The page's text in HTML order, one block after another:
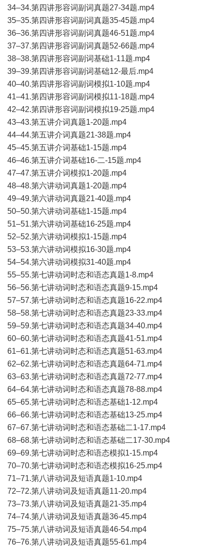
34–34.第四讲形容词副词真题27-34题.mp4
35–35.第四讲形容词副词真题35-45题.mp4
36–36.第四讲形容词副词真题46-51题.mp4
37–37.第四讲形容词副词真题52-66题.mp4
38–38.第四讲形容词副词基础1-11题.mp4
39–39.第四讲形容词副词基础12-最后.mp4
40–40.第四讲形容词副词模拟1-10题.mp4
41–41.第四讲形容词副词模拟11-18题.mp4
42–42.第四讲形容词副词模拟19-25题.mp4
43–43.第五讲介词真题1-20题.mp4
44–44.第五讲介词真题21-38题.mp4
45–45.第五讲介词基础1-15题.mp4
46–46.第五讲介词基础16-二-15题.mp4
47–47.第五讲介词模拟1-20题.mp4
48–48.第六讲动词真题1-20题.mp4
49–49.第六讲动词真题21-40题.mp4
50–50.第六讲动词基础1-15题.mp4
51–51.第六讲动词基础16-25题.mp4
52–52.第六讲动词模拟1-15题.mp4
53–53.第六讲动词模拟16-30题.mp4
54–54.第六讲动词模拟31-40题.mp4
55–55.第七讲动词时态和语态真题1-8.mp4
56–56.第七讲动词时态和语态真题9-15.mp4
57–57.第七讲动词时态和语态真题16-22.mp4
58–58.第七讲动词时态和语态真题23-33.mp4
59–59.第七讲动词时态和语态真题34-40.mp4
60–60.第七讲动词时态和语态真题41-51.mp4
61–61.第七讲动词时态和语态真题51-63.mp4
62–62.第七讲动词时态和语态真题64-71.mp4
63–63.第七讲动词时态和语态真题72-77.mp4
64–64.第七讲动词时态和语态真题78-88.mp4
65–65.第七讲动词时态和语态基础1-12.mp4
66–66.第七讲动词时态和语态基础13-25.mp4
67–67.第七讲动词时态和语态基础二1-17.mp4
68–68.第七讲动词时态和语态基础二17-30.mp4
69–69.第七讲动词时态和语态模拟1-15.mp4
70–70.第七讲动词时态和语态模拟16-25.mp4
71–71.第八讲动词及短语真题1-10.mp4
72–72.第八讲动词及短语真题11-20.mp4
73–73.第八讲动词及短语真题21-35.mp4
74–74.第八讲动词及短语真题36-45.mp4
75–75.第八讲动词及短语真题46-54.mp4
76–76.第八讲动词及短语真题55-61.mp4